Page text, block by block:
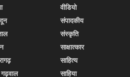
गढ़वाल
वीडियो
संपादकीय
संस्कृति
साक्षात्कार
साहित्य
साहिया